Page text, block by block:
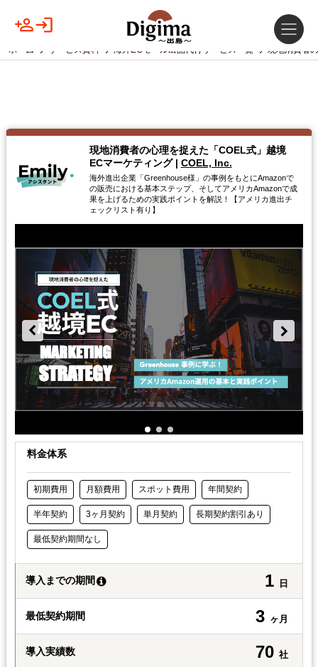
ホーム サービス資料 海外ECモール出品代行サービス一覧 現地消費者
現地消費者の心理を捉えた「COEL式」越境
ECマーケティング | COEL, Inc.
海外進出企業「Greenhouse様」の事例をもとにAmazonで
の販売における基本ステップ、そしてアメリカAmazonで成
果を上げるための実践ポイントを解説！【アメリカ進出チ
ェックリスト有り】
料金体系
初期費用 月額費用 スポット費用 年間契約
半年契約 3ヶ月契約 単月契約 長期契約割引あり
最低契約期間なし
導入までの期間 1 日
最低契約期間 3 ヶ月
導入実績数 70 社